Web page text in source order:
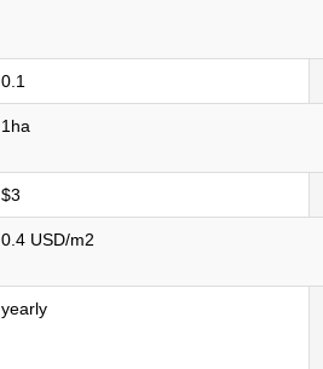
0.1
1ha
$3
0.4 USD/m2
yearly